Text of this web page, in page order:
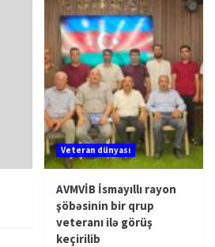
Veteran dünyası
AVMVİB İsmayıllı rayon
şöbəsinin bir qrup
veteranı ilə görüş
keçirilib